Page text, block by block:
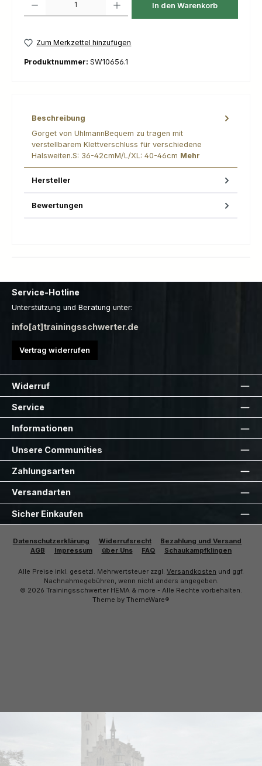
In den Warenkorb
Zum Merkzettel hinzufügen
Produktnummer: SW10656.1
Beschreibung
Gorget von UhlmannBequem zu tragen mit
verstellbarem Klettverschluss für verschiedene
Halsweiten.S: 36-42cmM/L/XL: 40-46cm Mehr
Hersteller
Bewertungen
Service-Hotline
Unterstützung und Beratung unter:
info[at]trainingsschwerter.de
Vertrag widerrufen
Widerruf
Service
Informationen
Unsere Communities
Zahlungsarten
Versandarten
Sicher Einkaufen
Datenschutzerklärung Widerrufsrecht
Bezahlung und Versand
AGB
Impressum über Uns FAQ Schaukampfklingen
Alle Preise inkl. gesetzl. Mehrwertsteuer zzgl. Versandkosten und ggf.
Nachnahmegebühren, wenn nicht anders angegeben.
© 2026 Trainingsschwerter HEMA & more - Alle Rechte vorbehalten.
Theme by ThemeWare®